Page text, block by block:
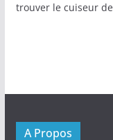
trouver le cuiseur
A Propos